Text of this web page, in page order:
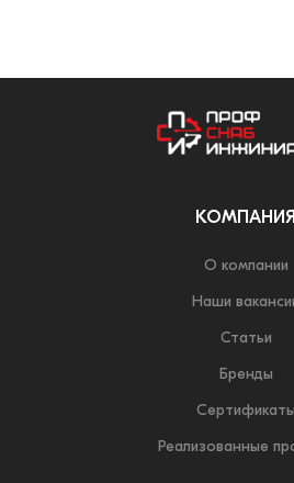
КОМПАНИЯ
О компании
Наши
Статьи
Бренды
Сертификаты
Реализованные